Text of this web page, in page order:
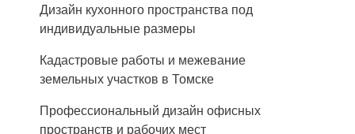
Дизайн кухонного пространства под
индивидуальные размеры
Кадастровые работы и межевание
земельных участков в Томске
Профессиональный дизайн офисных
пространств и рабочих мест